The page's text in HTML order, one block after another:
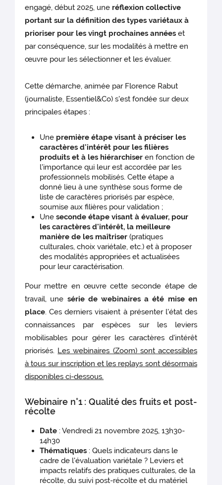
engagé, début 2025, une réflexion collective
portant sur la définition des types variétaux à
prioriser pour les vingt prochaines années et
par conséquence, sur les modalités à mettre en
œuvre pour les sélectionner et les évaluer.
Cette démarche, animée par Florence Rabut
(journaliste, Essentiel&Co) s'est fondée sur deux
principales étapes :
Une première étape visant à préciser les
caractères d'intérêt pour les filières
produits et à les hiérarchiser en fonction de
l'importance qui leur est accordée par les
professionnels mobilisés. Cette étape a
donné lieu à une synthèse sous forme de
liste de caractères priorisés par espèce,
soumise aux filières pour validation ;
Uneseconde étape visant à évaluer, pour
les caractères d'intérêt, la meilleure
manière de les maîtriser (pratiques
culturales, choix variétale, etc.) et à proposer
des modalités appropriées et actualisées
pour leur caractérisation.
Pour mettre en œuvre cette seconde étape de
travail, une série de webinaires a été mise en
place. Ces derniers visaient à présenter l'état des
connaissances par espèces sur les leviers
mobilisables pour gérer les caractères d'intérêt
priorisés. Les webinaires (Zoom) sont accessibles
à tous sur inscription et les replays sont désormais
disponibles ci-dessous.
Webinaire n°1 : Qualité des fruits et post-
récolte
Date : Vendredi 21 novembre 2025, 13h30-
14h30
Thématiques : Quels indicateurs dans le
cadre de l'évaluation variétale ? Leviers et
impacts relatifs des pratiques culturales, de la
récolte, du suivi post-récolte et du matériel